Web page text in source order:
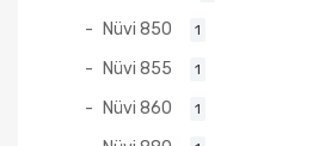
Nüvi 850 1
Nüvi 855 1
Nüvi 860 1